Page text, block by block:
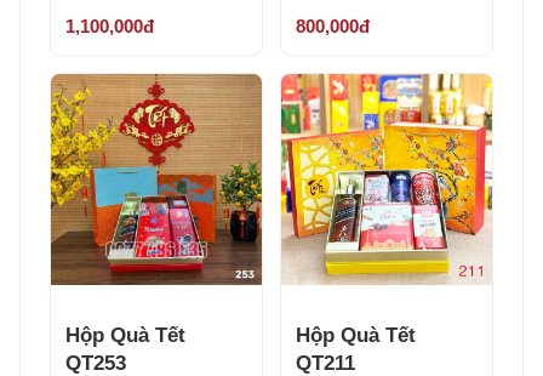
1,100,000đ 800,000đ
Hộp Quà Tết
QT253
Hộp Quà Tết
QT211